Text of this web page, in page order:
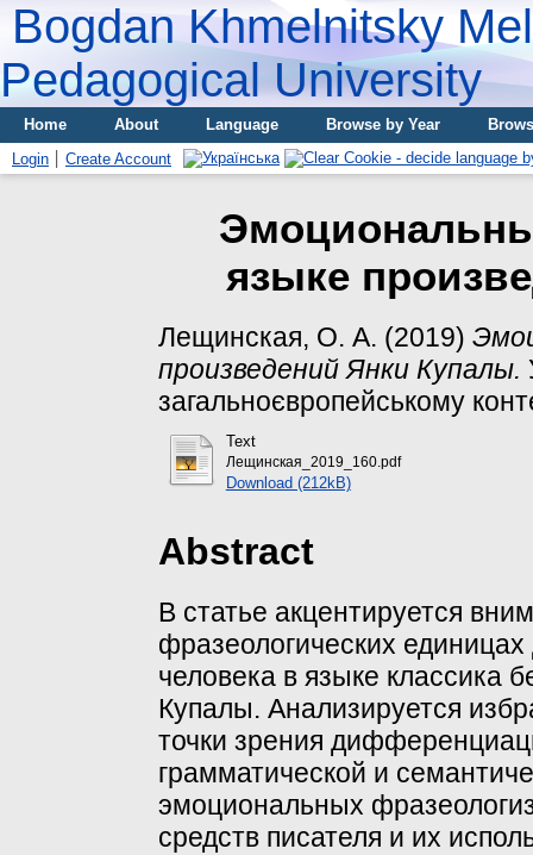
Bogdan Khmelnitsky
Pedagogical University
Home About Language Browse by Year
Login
Create Account
языке
Лещинская, О. А. (2019)
произведений Янки Купалы.
загальноєвропейському
Text
Лещинская_2019_160.pdf
Download (212kB)
Abstract
В статье акцентируется
фразеологических
человека в языке классика
Купалы. Анализируется
точки зрения
грамматической и
эмоциональных
средств писателя и их